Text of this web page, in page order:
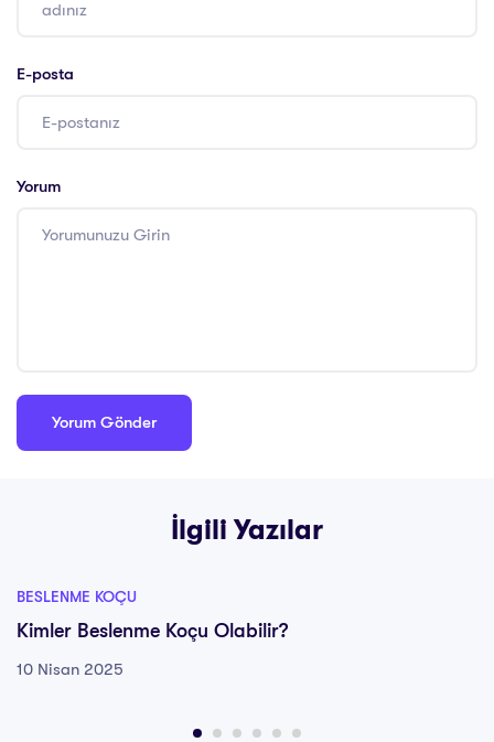
E-posta
Yorum
İlgili Yazılar
BESLENME KOÇU
Kimler Beslenme Koçu Olabilir?
10 Nisan 2025